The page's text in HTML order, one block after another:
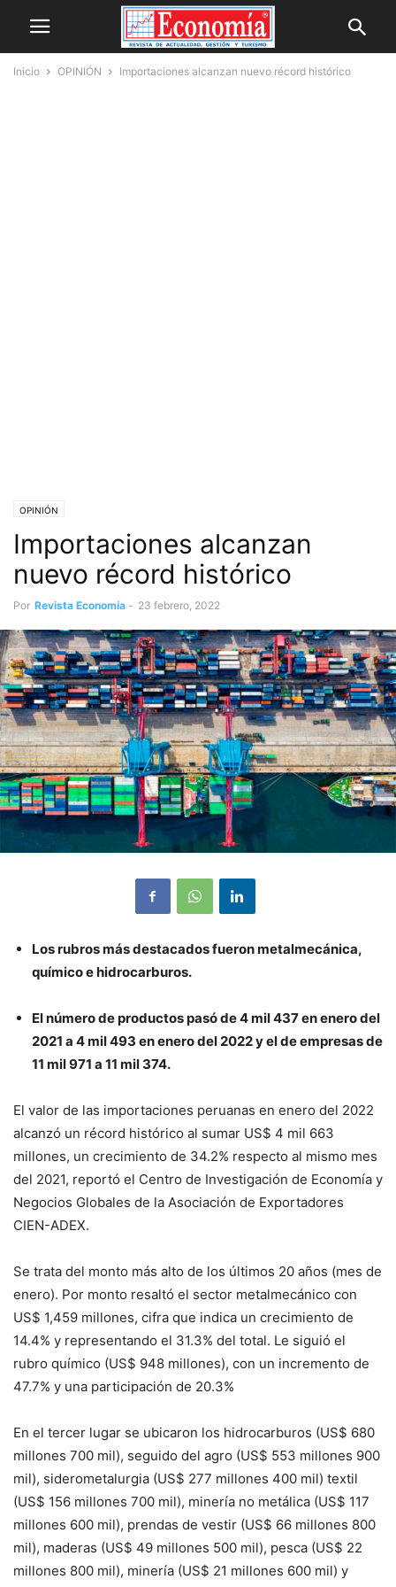
Inicio OPINIÓN Importaciones alcanzan nuevo récord histórico
OPINIÓN
Importaciones alcanzan
nuevo récord histórico
Por Revista Economía - 23 febrero, 2022
Los rubros más destacados fueron metalmecánica,
químico e hidrocarburos.
El número de productos pasó de 4 mil 437 en enero del
2021 a 4 mil 493 en enero del 2022 y el de empresas de
11 mil 971 a 11 mil 374.
El valor de las importaciones peruanas en enero del 2022
alcanzó un récord histórico al sumar US$ 4 mil 663
millones, un crecimiento de 34.2% respecto al mismo mes
del 2021, reportó el Centro de Investigación de Economía y
Negocios Globales de la Asociación de Exportadores
CIEN-ADEX.
Se trata del monto más alto de los últimos 20 años (mes de
enero). Por monto resaltó el sector metalmecánico con
US$ 1,459 millones, cifra que indica un crecimiento de
14.4% y representando el 31.3% del total. Le siguió el
rubro químico (US$ 948 millones), con un incremento de
47.7% y una participación de 20.3%
En el tercer lugar se ubicaron los hidrocarburos (US$ 680
millones 700 mil), seguido del agro (US$ 553 millones 900
mil), siderometalurgia (US$ 277 millones 400 mil) textil
(US$ 156 millones 700 mil), minería no metálica (US$ 117
millones 600 mil), prendas de vestir (US$ 66 millones 800
mil), maderas (US$ 49 millones 500 mil), pesca (US$ 22
millones 800 mil), minería (US$ 21 millones 600 mil) y